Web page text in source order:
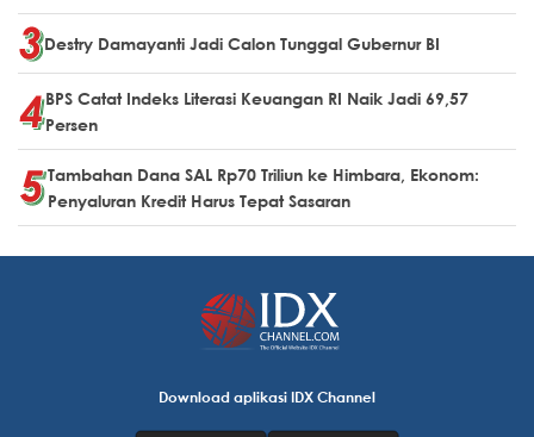
Destry Damayanti Jadi Calon Tunggal Gubernur BI
BPS Catat Indeks Literasi Keuangan RI Naik Jadi 69,57
Persen
Tambahan Dana SAL Rp70 Triliun ke Himbara, Ekonom:
Penyaluran Kredit Harus Tepat Sasaran
Download aplikasi IDX Channel